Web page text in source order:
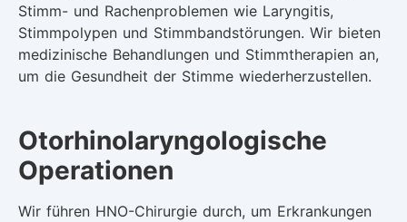
Stimm- und Rachenproblemen wie Laryngitis,
Stimmpolypen und Stimmbandstörungen. Wir bieten
medizinische Behandlungen und Stimmtherapien an,
um die Gesundheit der Stimme wiederherzustellen.
Otorhinolaryngologische
Operationen
Wir führen HNO-Chirurgie durch, um Erkrankungen